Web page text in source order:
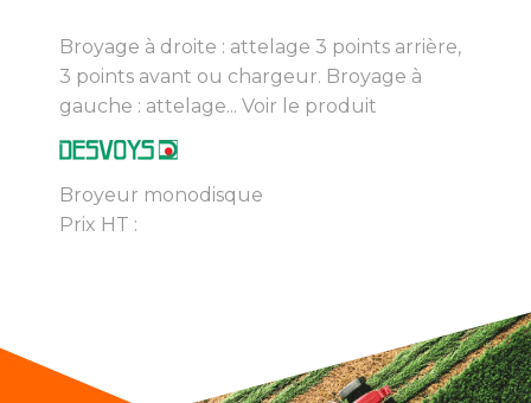
Broyage à droite : attelage 3 points arrière,
3 points avant ou chargeur. Broyage à
gauche : attelage... Voir le produit
Broyeur monodisque
Prix HT :